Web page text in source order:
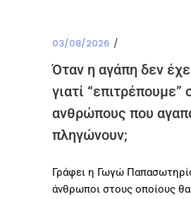
03/08/2026
Όταν η αγάπη δεν
γιατί “επιτρέπουμε”
ανθρώπους που
πληγώνουν;
Γράφει η Γωγώ
άνθρωποι στους οποίους θα